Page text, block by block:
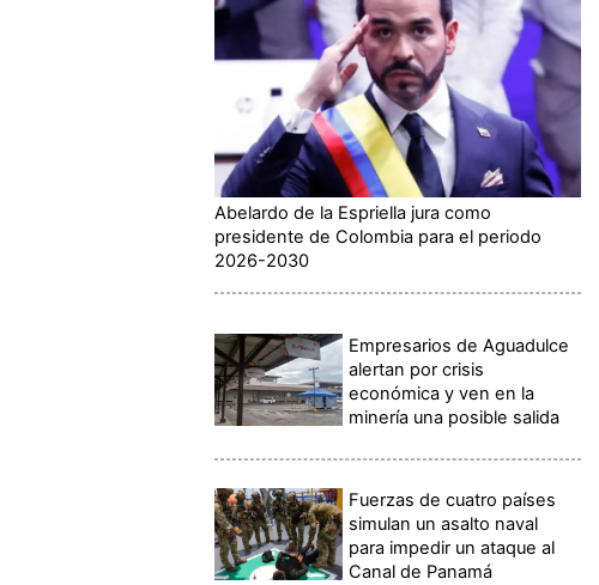
Abelardo de la Espriella jura como
presidente de Colombia para el periodo
2026-2030
Empresarios de Aguadulce
alertan por crisis
económica y ven en la
minería una posible salida
Fuerzas de cuatro países
simulan un asalto naval
para impedir un ataque al
Canal de Panamá